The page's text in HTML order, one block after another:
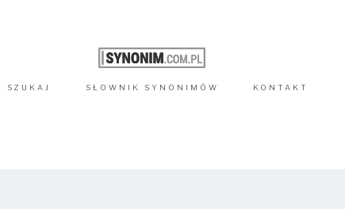
SZUKAJ SŁOWNIK SYNONIMÓW KONTAKT